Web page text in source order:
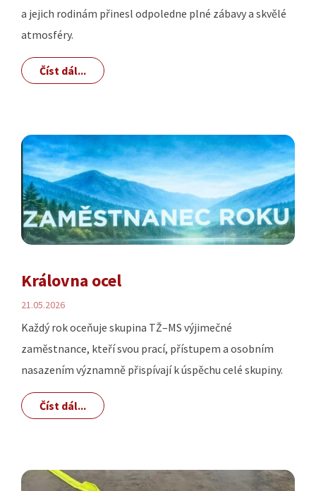
a jejich rodinám přinesl odpoledne plné zábavy a skvělé
atmosféry.
Číst dál...
Královna ocel
21.05.2026
Každý rok oceňuje skupina TŽ–MS výjimečné
zaměstnance, kteří svou prací, přístupem a osobním
nasazením významně přispívají k úspěchu celé skupiny.
Číst dál...